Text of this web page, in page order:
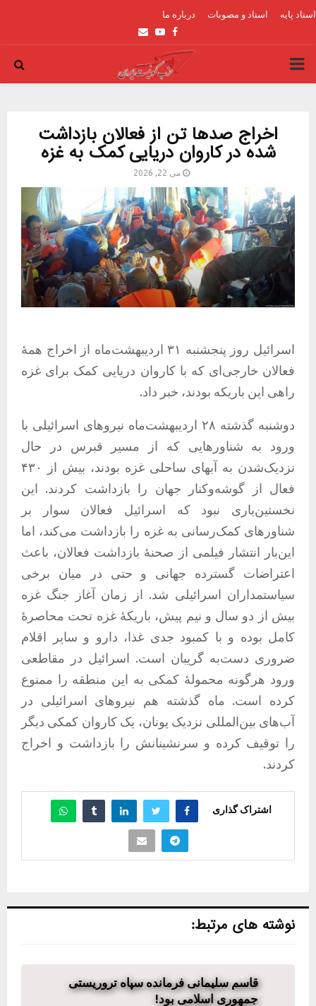
اسناد پایه اسناد و مصوبات درباره ما
Facebook
Youtube
Email
PRIMARY
اخراج صدها تن از فعالان بازداشت
شده در کاروان دریایی کمک به غزه
می 22, 2026
اسرائیل روز پنجشنبه ۳۱ اردیبهشت‌ماه از اخراج همۀ
فعالان خارجی‌ای که با کاروان دریایی کمک برای غزه
راهی این باریکه بودند، خبر داد.
دوشنبه گذشته ۲۸ اردیبهشت‌ماه نیروهای اسرائیلی با
ورود به شناورهایی که از مسیر قبرس در حال
نزدیک‌شدن به آبهای ساحلی غزه بودند، بیش از ۴۳۰
فعال از گوشه‌وکنار جهان را بازداشت کردند. این
نخستین‌باری نبود که اسرائیل فعالان سوار بر
شناورهای کمک‌رسانی به غزه را بازداشت می‌کند، اما
این‌بار انتشار فیلمی از صحنۀ بازداشت فعالان، باعث
اعتراضات گسترده جهانی و حتی در میان برخی
سیاستمداران اسرائیلی شد. از زمان آغاز جنگ غزه
بیش از دو سال و نیم پیش، باریکۀ غزه تحت محاصرۀ
کامل بوده و با کمبود جدی غذا، دارو و سایر اقلام
ضروری دست‌به گریبان است. اسرائیل در مقاطعی
ورود هرگونه محمولۀ کمکی به این منطقه را ممنوع
کرده است. ماه گذشته هم نیروهای اسرائیلی در
آب‌های بین‌المللی نزدیک یونان، یک کاروان کمکی دیگر
را توقیف کرده و سرنشینانش را بازداشت و اخراج
کردند.
اشتراک گذاری
نوشته های مرتبط:
قاسم سلیمانی فرمانده سپاه تروریستی
جمهوری اسلامی بود!